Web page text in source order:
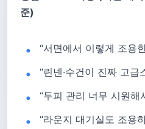
준)
“서면에서 이렇게 조용
“린넨·수건이 진짜 고급
“두피 관리 너무 시원해
“라운지 대기실도 조용